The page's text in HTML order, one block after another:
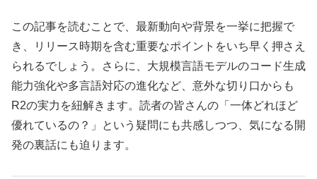
この記事を読むことで、最新動向や背景を一挙に把握で
き、リリース時期を含む重要なポイントをいち早く押さえ
られるでしょう。さらに、大規模言語モデルのコード生成
能力強化や多言語対応の進化など、意外な切り口からも
R2の実力を紐解きます。読者の皆さんの「一体どれほど
優れているの？」という疑問にも共感しつつ、気になる開
発の裏話にも迫ります。